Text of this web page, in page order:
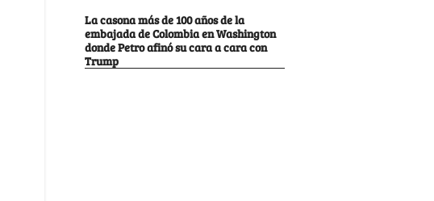
La casona más de 100 años de la
embajada de Colombia en Washington
donde Petro afinó su cara a cara con
Trump